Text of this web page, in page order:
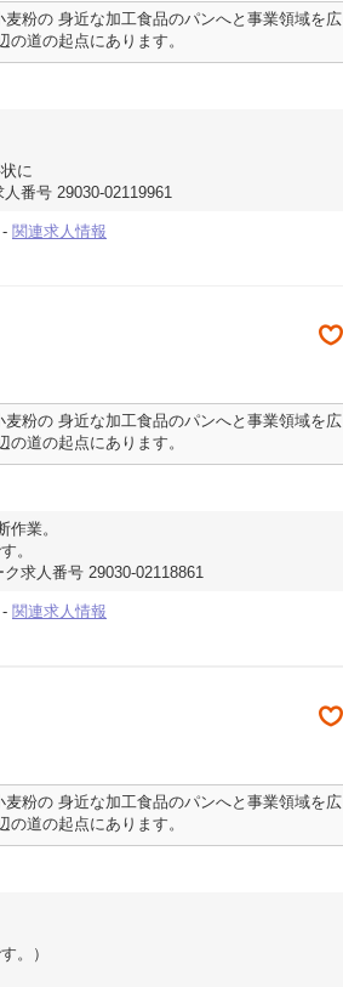
粉の 身近な加工食品のパンへと事業領域を広
道の起点にあります。
に
番号 29030-02119961
- 関連求人情報
粉の 身近な加工食品のパンへと事業領域を広
道の起点にあります。
業。
。
求人番号 29030-02118861
- 関連求人情報
粉の 身近な加工食品のパンへと事業領域を広
道の起点にあります。
。）